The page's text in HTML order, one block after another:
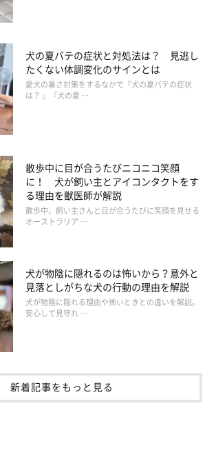
的な自立を図ります。大きな広い部屋に放さ
レートやハウスなどお気に入りのスペースを
十分な時間を過ごせるようにしましょう。ゆ
るようであれば、環境音楽などの心地よい音
でしょう。これはリラックスシグナルとい
期待できます。犬の関心が、おもちゃや一人
なったら、しっかりと褒めてあげてくださ
トトレーニングと呼ばれるアイコンタクト、
セなどの訓練をしましょう。これらの指示を
に教えることで、落ち着かない精神状態がい
る効果が期待できます。
、コートなどを羽織る、バッグを持つなどの
は逆にいつもの行動をとらない、外出の際も
けをしないなどの工夫をして、分離不安を克
犬の夏バテの症状と対処法は？ 見逃し
たくない体調変化のサインとは
愛犬の暑さ対策をするなかで『犬の夏バテの症状
は？ 』『犬の夏 …
散歩中に目が合うたびニコニコ笑顔
に！ 犬が飼い主とアイコンタクトをす
る理由を獣医師が解説
散歩中、飼い主さんと目が合うたびに笑顔を見せる
オーストラリア …
犬が物陰に隠れるのは怖いから？意外と
見落としがちな犬の行動の理由を解説
犬が物陰に隠れる理由や怖いときとの違いを解説。
安心して見守れ …
新着記事をもっと見る